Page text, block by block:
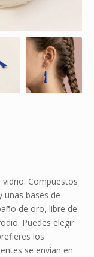
Compuestos
unas bases de
de oro, libre de
Puedes elegir
los
se envían en